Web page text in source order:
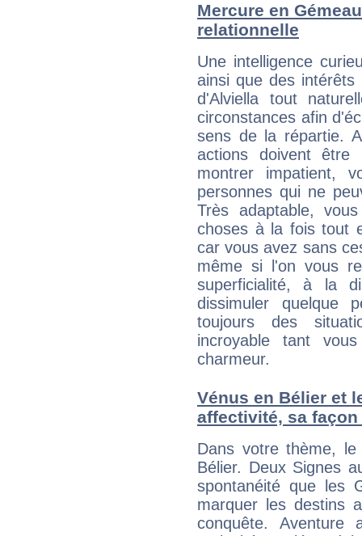
Mercure en
relationnelle
Une intelligence
ainsi que des intérêts
d'Alviella tout
circonstances afin
sens de la répartie.
actions doivent
montrer impatient,
personnes qui ne
Très adaptable,
choses à la fois tout
car vous avez sans
même si l'on vous
superficialité, à la
dissimuler quelque
toujours des
incroyable tant
charmeur.
Vénus en Bélier et
affectivité, sa
Dans votre thème,
Bélier. Deux Signes
spontanéité que les
marquer les destins
conquête.